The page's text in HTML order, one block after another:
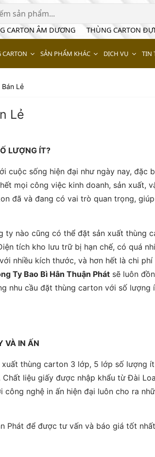
CARTON ÂM DƯƠNG THÙNG CARTON
SẢN PHẨM KHÁC DỊCH VỤ TIN
Lẻ
Lẻ
LƯỢNG ÍT?
cuộc sống hiện đại như ngày nay, đặc
mọi công việc kinh doanh, sản xuất,
đã và đang có vai trò quan trọng,
ty nào cũng có thể đặt sản xuất thùng
tích kho lưu trữ bị hạn chế, có quá
nhiều kích thước, và hơn hết là chi
Ty Bao Bì Hân Thuận Phát sẽ luôn
nhu cầu đặt thùng carton với số
VÀ IN ẤN
xuất thùng carton 3 lớp, 5 lớp số lượng
liệu giấy được nhập khẩu từ Đài
nghệ in ấn hiện đại luôn cho ra
Phát để được tư vấn và báo giá tốt